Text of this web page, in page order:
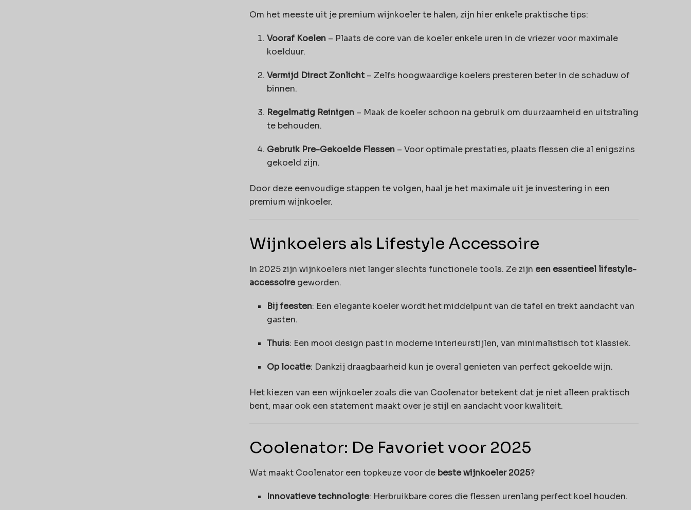
Om het meeste uit je premium wijnkoeler te halen, zijn hier enkele praktische tips:
Vooraf Koelen– Plaats de core van de koeler enkele uren in de vriezer voor maximale
koelduur.
Vermijd Direct Zonlicht– Zelfs hoogwaardige koelers presteren beter in de schaduw of
binnen.
Regelmatig Reinigen– Maak de koeler schoon na gebruik om duurzaamheid en uitstraling
te behouden.
Gebruik Pre-Gekoelde Flessen– Voor optimale prestaties, plaats flessen die al enigszins
gekoeld zijn.
Door deze eenvoudige stappen te volgen, haal je het maximale uit je investering in een
premium wijnkoeler.
Wijnkoelers als Lifestyle Accessoire
In 2025 zijn wijnkoelers niet langer slechts functionele tools. Ze zijn een essentieel lifestyle-
accessoiregeworden.
Bij feesten: Een elegante koeler wordt het middelpunt van de tafel en trekt aandacht van
gasten.
Thuis: Een mooi design past in moderne interieurstijlen, van minimalistisch tot klassiek.
Op locatie: Dankzij draagbaarheid kun je overal genieten van perfect gekoelde wijn.
Het kiezen van een wijnkoeler zoals die van Coolenator betekent dat je niet alleen praktisch
bent, maar ook een statement maakt over je stijl en aandacht voor kwaliteit.
Coolenator: De Favoriet voor 2025
Wat maakt Coolenator een topkeuze voor de beste wijnkoeler 2025?
Innovatieve technologie: Herbruikbare cores die flessen urenlang perfect koel houden.